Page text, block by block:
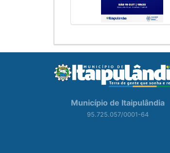
Município de Itaipulândia
95.725.057/0001-64